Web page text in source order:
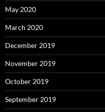
May 2020
March 2020
December 2019
November 2019
October 2019
September 2019